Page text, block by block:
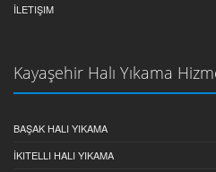
İLETIŞIM
Kayaşehir Halı Yıkama
BAŞAK HALI YIKAMA
İKITELLI HALI YIKAMA